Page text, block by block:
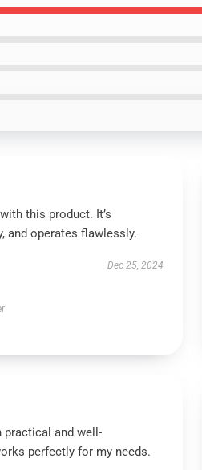
this product. It’s
and operates flawlessly.
Dec 25, 2024
and well-
perfectly for my needs.